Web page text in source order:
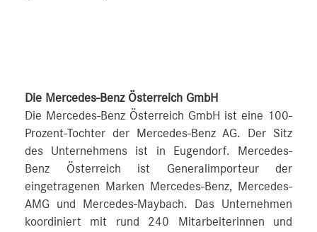
Die Mercedes-Benz Österreich GmbH
Die Mercedes-Benz Österreich GmbH ist eine 100-
Prozent-Tochter der Mercedes-Benz AG. Der Sitz
des Unternehmens ist in Eugendorf. Mercedes-
Benz Österreich ist Generalimporteur der
eingetragenen Marken Mercedes-Benz, Mercedes-
AMG und Mercedes-Maybach. Das Unternehmen
koordiniert mit rund 240 Mitarbeiterinnen und